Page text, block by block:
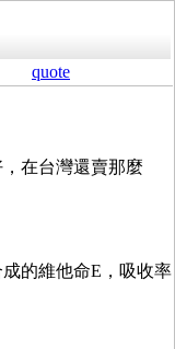
quote
在台灣還賣那麼
成的維他命E，吸收率